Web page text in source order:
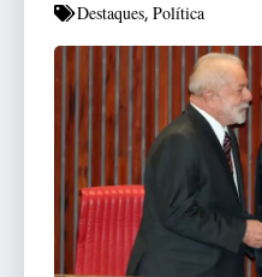
Destaques, Política